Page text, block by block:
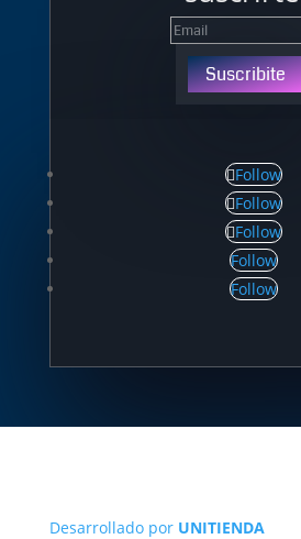
Suscribite
Follow
Follow
Follow
Follow
Follow
Desarrollado por UNITIENDA